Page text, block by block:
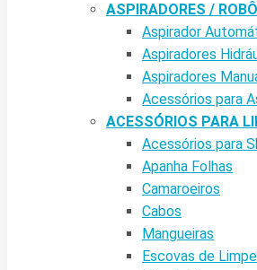
ASPIRADORES /
Aspirador
Aspiradores
Aspiradores
Acessórios para
ACESSÓRIOS PARA
Acessórios para
Apanha Folhas
Camaroeiros
Cabos
Mangueiras
Escovas de